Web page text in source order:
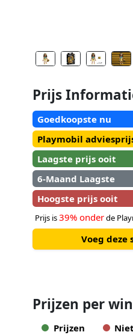
Prijs
Goedkoopste nu
Playmobil
Laagste prijs ooit
6-Maand Laagste
Hoogste prijs ooit
Prijs is39% onderde
Voeg deze
Prijzen per
Prijzen